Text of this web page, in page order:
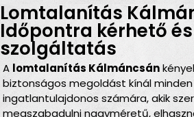
Lomtalanítás
Időpontra kérhető
szolgáltatás
A lomtalanítás Kálmáncsán
biztonságos megoldást kínál minden
ingatlantulajdonos számára, akik
megszabadulni nagyméretű,